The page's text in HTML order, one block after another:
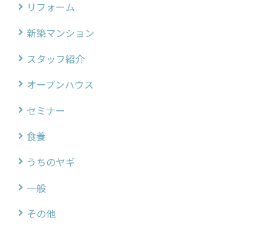
リフォーム
新築マンション
スタッフ紹介
オープンハウス
セミナー
食養
うちのヤギ
一般
その他